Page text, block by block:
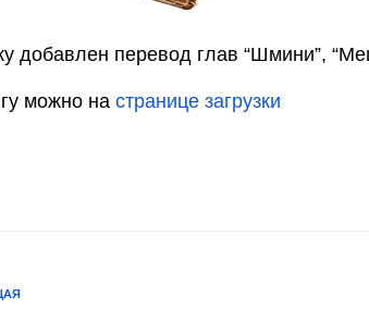
добавлен перевод глав “Шмини”,
можно на странице загрузки